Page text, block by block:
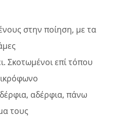
στην ποίηση, με τα
Σκοτωμένοι επί τόπου
αδέρφια, πάνω
τους